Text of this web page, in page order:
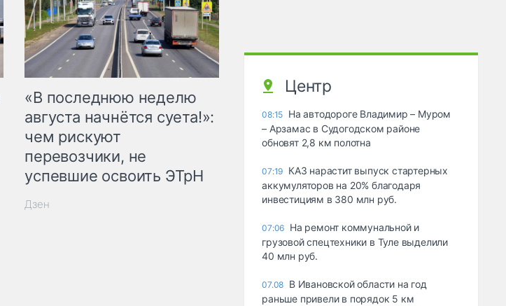
«В последнюю неделю
августа начнётся суета!»:
чем рискуют
перевозчики, не
успевшие освоить ЭТрН
Дзен
Центр
08:15 На автодороге Владимир – Муром
– Арзамас в Судогодском районе
обновят 2,8 км полотна
07:19 КАЗ нарастит выпуск стартерных
аккумуляторов на 20% благодаря
инвестициям в 380 млн руб.
07:06 На ремонт коммунальной и
грузовой спецтехники в Туле выделили
40 млн руб.
07.08 В Ивановской области на год
раньше привели в порядок 5 км